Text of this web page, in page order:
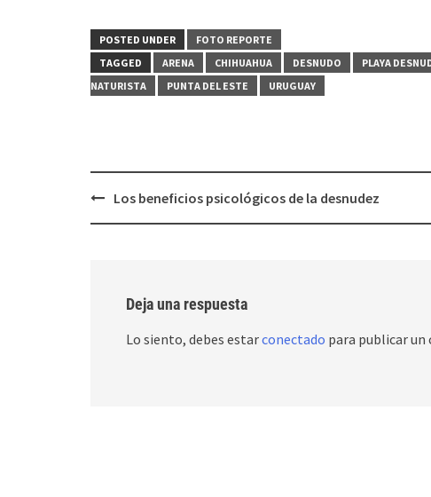
POSTED UNDER
FOTO REPORTE
TAGGED
ARENA CHIHUAHUA DESNUDO PLAYA
NATURISTA
PUNTA DEL ESTE URUGUAY
PostLos beneficios psicológicos de la desnudez
Deja una respuesta
Lo siento, debes estarconectado para publicar